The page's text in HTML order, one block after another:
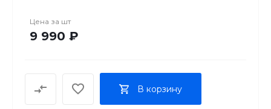
Цена за шт
9 990 ₽
В корзину